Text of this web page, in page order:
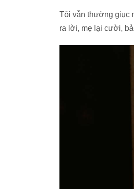
Tôi vẫn thường giục
ra lời, mẹ lại cười,